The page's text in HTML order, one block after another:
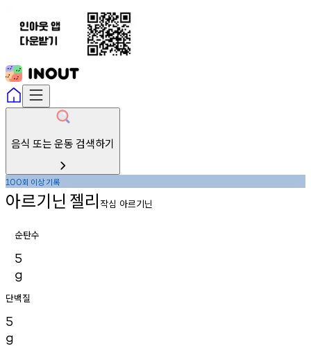
음식 또는 운동 검색하기
100회 이상기록
아르기닌 젤리 작심 아르기닌
순탄수
5
g
단백질
5
g